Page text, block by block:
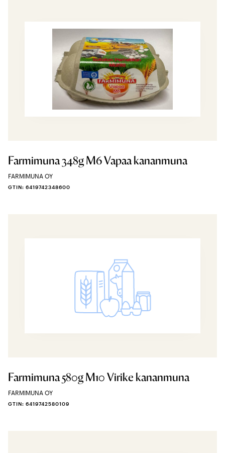
Farmimuna 348g M6 Vapaa kananmuna
FARMIMUNA OY
GTIN: 6419742348600
Farmimuna 580g M10 Virike kananmuna
FARMIMUNA OY
GTIN: 6419742580109